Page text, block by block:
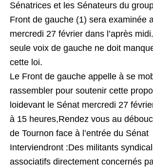
Sénatrices et les Sénateurs du
Front de gauche (1) sera examinée
mercredi 27 février dans l’après
seule voix de gauche ne doit
cette loi.
Le Front de gauche appelle à se
rassembler pour soutenir cette
loidevant le Sénat mercredi 27
à 15 heures,Rendez vous au
de Tournon face à l’entrée du Sénat
Interviendront :Des militants
associatifs directement concernés